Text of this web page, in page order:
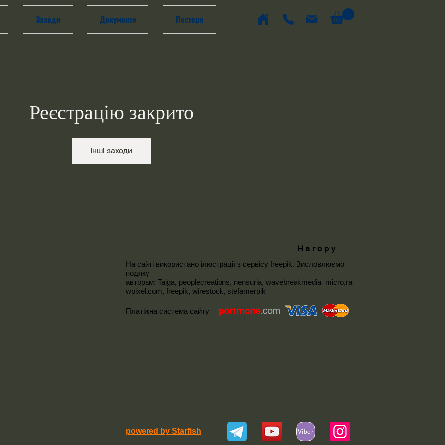
Заходи Документи Постери
Реєстрацію закрито
Інші заходи
Нагору
На сайті використано ілюстрації з сервісу freepik. Висловлюємо
подяку
авторам: Taiga, peoplecreations, nensuria, wavebreakmedia_micro,ra
wpixel.com, freepik, wirestock, stefamerpik
Платіжна система сайту
powered by Starfish Viber